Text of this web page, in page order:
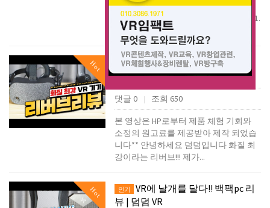
사랑합니다 충성 충성 후원하기 :
https://toon.at/donate/63694774169351…
더보기
Hot 인기 리버브가 화질이 최강이라
고?? 그럼 리뷰 가야지! |…
댓글 0 조회 650
본 영상은 HP로부터 제품 체험 기회와
소정의 원고료를 제공받아 제작 되었습
니다** 안녕하세요 덤덤입니다 화질 최
강이라는 리버브!!! 제가...
Hot 인기
VR에 날개를 달다!! 백팩pc 리
뷰 | 덤덤 VR